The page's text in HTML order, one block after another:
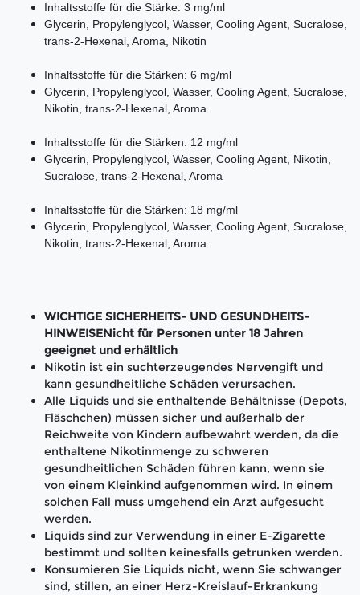
Inhaltsstoffe für die Stärke: 3 mg/ml
Glycerin, Propylenglycol, Wasser, Cooling Agent, Sucralose,
trans-2-Hexenal, Aroma, Nikotin
Inhaltsstoffe für die Stärken: 6 mg/ml
Glycerin, Propylenglycol, Wasser, Cooling Agent, Sucralose,
Nikotin, trans-2-Hexenal, Aroma
Inhaltsstoffe für die Stärken: 12 mg/ml
Glycerin, Propylenglycol, Wasser, Cooling Agent, Nikotin,
Sucralose, trans-2-Hexenal, Aroma
Inhaltsstoffe für die Stärken: 18 mg/ml
Glycerin, Propylenglycol, Wasser, Cooling Agent, Sucralose,
Nikotin, trans-2-Hexenal, Aroma
WICHTIGE SICHERHEITS- UND GESUNDHEITS-
HINWEISENicht für Personen unter 18 Jahren
geeignet und erhältlich
Nikotin ist ein suchterzeugendes Nervengift und
kann gesundheitliche Schäden verursachen.
Alle Liquids und sie enthaltende Behältnisse (Depots,
Fläschchen) müssen sicher und außerhalb der
Reichweite von Kindern aufbewahrt werden, da die
enthaltene Nikotinmenge zu schweren
gesundheitlichen Schäden führen kann, wenn sie
von einem Kleinkind aufgenommen wird. In einem
solchen Fall muss umgehend ein Arzt aufgesucht
werden.
Liquids sind zur Verwendung in einer E-Zigarette
bestimmt und sollten keinesfalls getrunken werden.
Konsumieren Sie Liquids nicht, wenn Sie schwanger
sind, stillen, an einer Herz-Kreislauf-Erkrankung